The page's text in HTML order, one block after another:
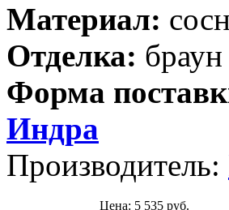
Материал:
Отделка: браун
Форма
Индра
Производитель:
Цена: 5 535 руб.